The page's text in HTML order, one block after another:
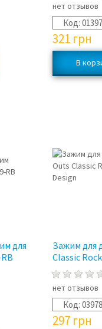
нет отзывов
Код:
321 грн
для
Зажим для
Classic
нет отзывов
Код:
297 грн